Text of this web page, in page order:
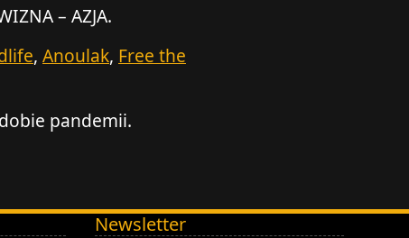
– AZJA.
, Anoulak, Free the
pandemii.
Newsletter